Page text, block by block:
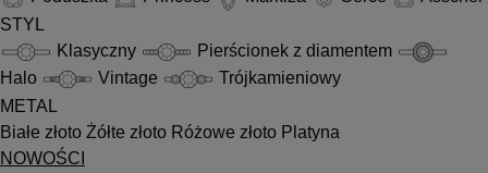
STYL
Klasyczny
Pierścionek z diamentem
Halo
Vintage
Trójkamieniowy
METAL
Białe złoto Żółte złoto Różowe złoto Platyna
NOWOŚCI